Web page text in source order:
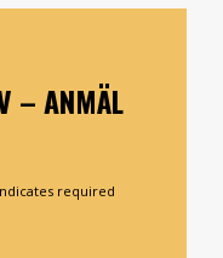
– ANMÄL
required